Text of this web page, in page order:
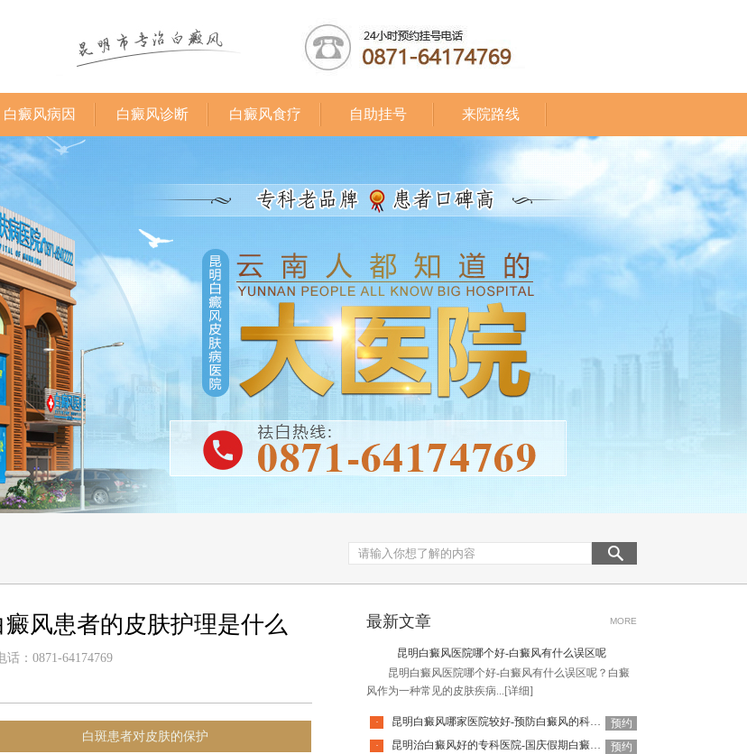
白癜风病因 白癜风诊断 白癜风食疗 自助挂号 来院路线
风患者的皮肤护理是什么
：0871-64174769
白斑患者对皮肤的保护
最新文章 MORE
昆明白癜风医院哪个好-白癜风有什么误区呢
昆明白癜风医院哪个好-白癜风有什么误区呢？白癜
风作为一种常见的皮肤疾病... [详细]
· 昆明白癜风哪家医院较好-预防白癜风的科学方法是哪些
预约
·
昆明治白癜风好的专科医院-国庆假期白癜风饮食要注意什么
预约